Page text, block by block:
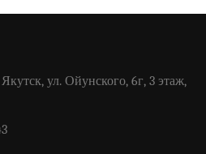
ул. Ойунского, 6г, 3 этаж,